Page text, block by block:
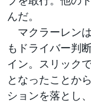
んだ。
マクラーレン
もドライバー判
イン。スリック
となったことか
ションを落とし